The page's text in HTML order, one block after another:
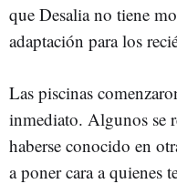
que Desalia no tiene
adaptación para los
Las piscinas
inmediato. Algunos se
haberse conocido en
a poner cara a quienes